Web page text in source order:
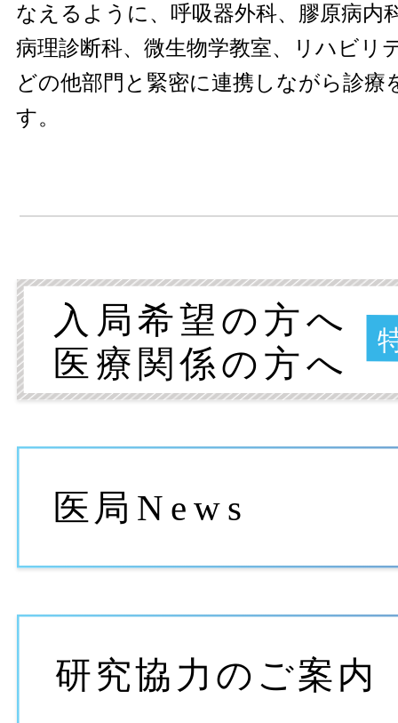
なえるように、呼吸器外科、膠原病内
病理診断科、微生物学教室、リハビリ
どの他部門と緊密に連携しながら診療
す。